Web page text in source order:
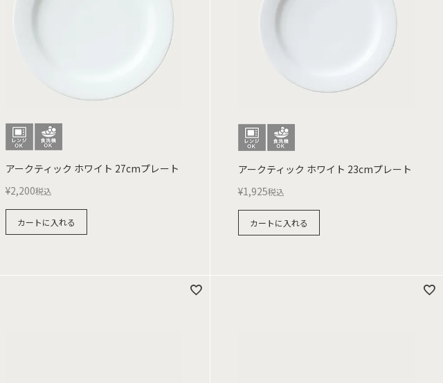
アークティック ホワイト 27cmプレート
¥2,200税込
カートに入れる
アークティック ホワイト 23cmプレート
¥1,925税込
カートに入れる